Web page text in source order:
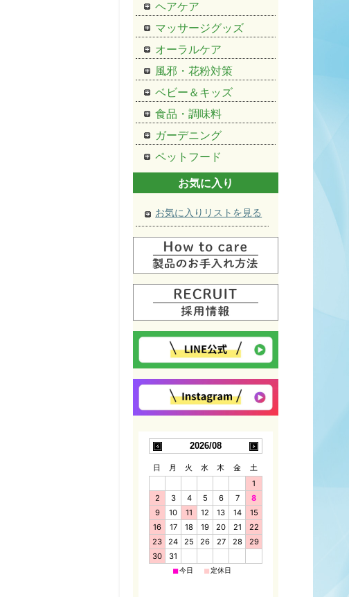
ヘアケア
マッサージグッズ
オーラルケア
風邪・花粉対策
ベビー＆キッズ
食品・調味料
ガーデニング
ペットフード
お気に入り
お気に入りリストを見る
2026/08
日 月 火 水 木 金
土
1
2
3 4 5 6 7
8
9
10 11 12 13 14
15
16
17 18 19 20 21
22
23
24 25 26 27 28
29
30
31
■今日 ■定休日